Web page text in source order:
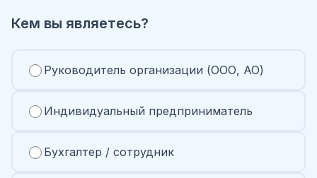
Кем вы являетесь?
Руководитель организации (ООО, АО)
Индивидуальный предприниматель
Бухгалтер / сотрудник